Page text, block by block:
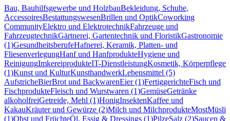
Bau, Bauhilfsgewerbe und HolzbauBekleidung, Schuhe,
AccessoiresBestattungswesenBrillen und OptikCoworking
CommunityElektro und ElektrotechnikFahrzeuge und
FahrzeugtechnikGärtnerei, Gartentechnik und FloristikGastronomie
(1)GesundheitsberufeHafnerei, Keramik, Platten- und
FliesenverlegungHanf und HanfprodukteHygiene und
ReinigungImkereiprodukteIT-DienstleistungKosmetik, Körperpflege
(1)Kunst und KulturKunsthandwerkLebensmittel (5)
AufstricheBierBrot und BackwarenEier (1)FertiggerichteFisch und
FischprodukteFleisch und Wurstwaren (1)GemüseGetränke
alkoholfreiGetreide, Mehl (1)HonigInsektenKaffee und
KakauKräuter und Gewürze (2)Milch und MilchprodukteMostMüsli
(1)Obst und FrüchteÖl, Essig & Dressings (1)PilzeSalz (2)Saucen &